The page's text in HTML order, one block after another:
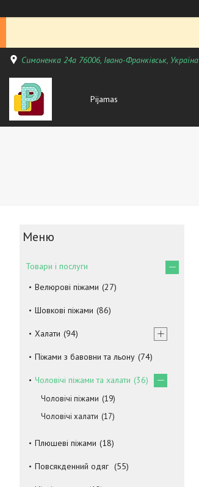
Симоненка 24а 76006, Івано-Франківськ, Україна
Pijamas
Товари і послуги
Велюрові піжами 27
Шовкові піжами 86
Халати 94
Піжами з бавовни та льону 74
Чоловічі піжами та халати 36
Чоловічі піжами 19
Чоловічі халати 17
Плюшеві піжами 18
Повсякденний одяг 55